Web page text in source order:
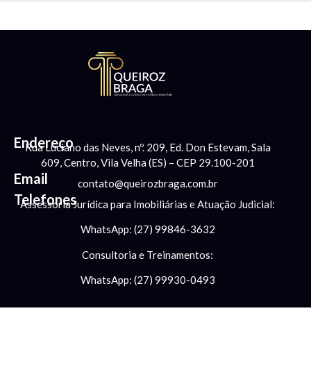
Endereço
Rua Luciano das Neves, nº. 209, Ed. Don Estevam, Sala
609, Centro, Vila Velha (ES) – CEP 29.100-201
Email contato@queirozbraga.com.br
Telefones
Assessoria Jurídica para Imobiliárias e Atuação Judicial:
WhatsApp: (27) 99846-3632
Consultoria e Treinamentos:
WhatsApp: (27) 99930-0493